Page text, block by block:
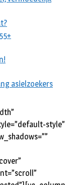
asielzoekers
style”